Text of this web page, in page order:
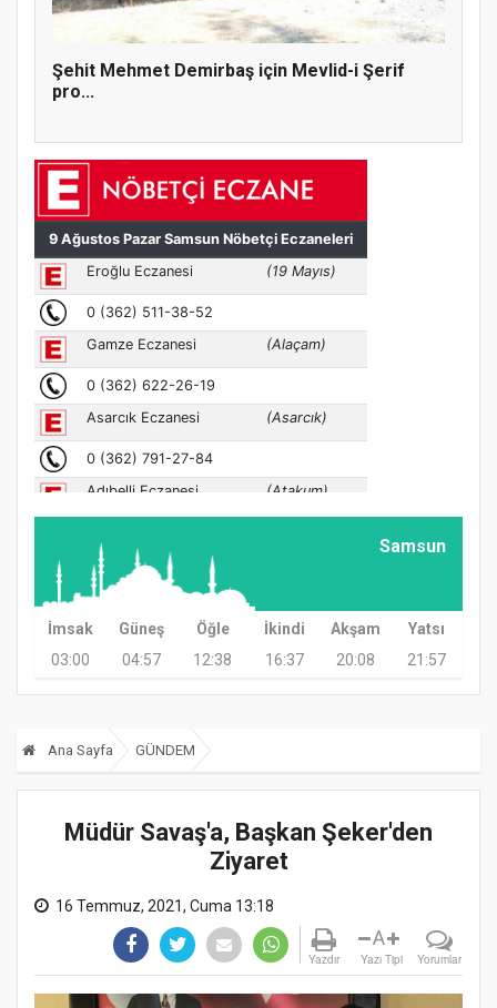
Şehit Mehmet Demirbaş için Mevlid-i Şerif
pro...
Samsun
İmsak Güneş Öğle İkindi Akşam
Yatsı
03:00
04:57 12:38 16:37 20:08 21:57
Ana Sayfa GÜNDEM
Müdür Savaş'a, Başkan Şeker'den
Ziyaret
16 Temmuz, 2021, Cuma 13:18
Yazdır
A
Yazı Tipi Yorumlar